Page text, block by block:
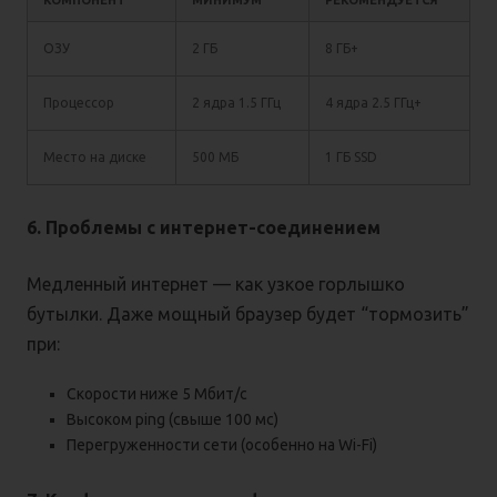
ОЗУ 2 ГБ 8 ГБ+
Процессор 2 ядра 1.5 ГГц 4 ядра 2.5 ГГц+
Место на диске 500 МБ 1 ГБ SSD
6. Проблемы с интернет-соединением
Медленный интернет — как узкое горлышко
бутылки. Даже мощный браузер будет “тормозить”
при:
Скорости ниже 5 Мбит/с
Высоком ping (свыше 100 мс)
Перегруженности сети (особенно на Wi-Fi)